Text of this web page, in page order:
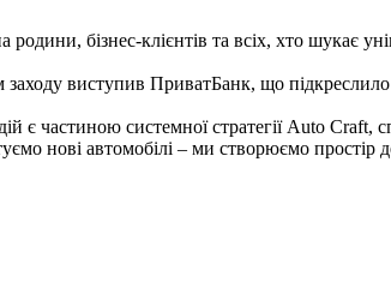
родини, бізнес-клієнтів та всіх, хто шукає
виступив ПриватБанк, що підкреслило
є частиною системної стратегії Auto Craft,
нові автомобілі – ми створюємо простір